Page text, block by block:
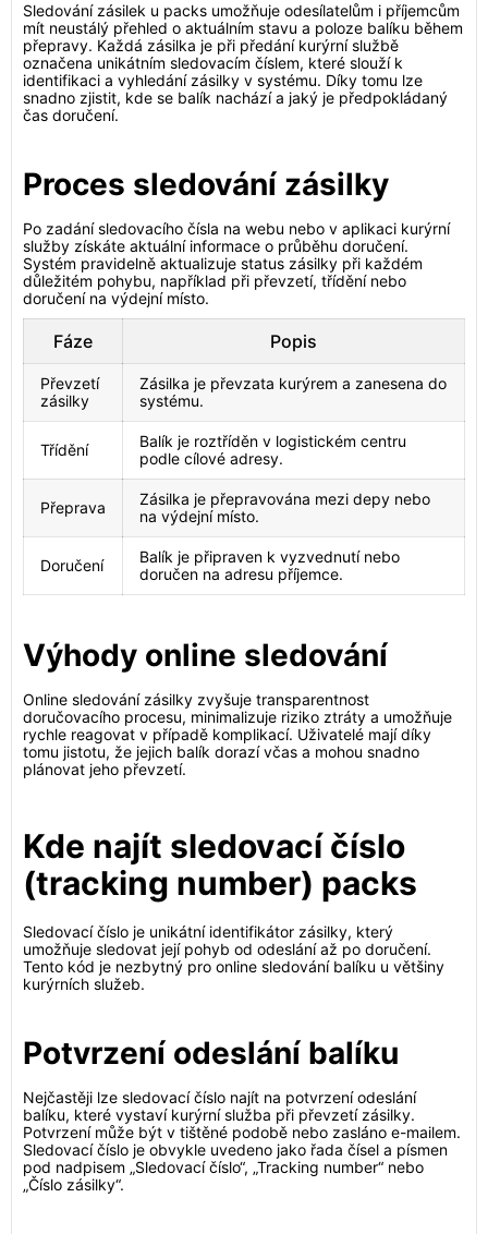
Sledování zásilek u packs umožňuje odesílatelům i příjemcům
mít neustálý přehled o aktuálním stavu a poloze balíku během
přepravy. Každá zásilka je při předání kurýrní službě
označena unikátním sledovacím číslem, které slouží k
identifikaci a vyhledání zásilky v systému. Díky tomu lze
snadno zjistit, kde se balík nachází a jaký je předpokládaný
čas doručení.
Proces sledování zásilky
Po zadání sledovacího čísla na webu nebo v aplikaci kurýrní
služby získáte aktuální informace o průběhu doručení.
Systém pravidelně aktualizuje status zásilky při každém
důležitém pohybu, například při převzetí, třídění nebo
doručení na výdejní místo.
Fáze Popis
Převzetí
zásilky
Zásilka je převzata kurýrem a zanesena do
systému.
Třídění
Balík je roztříděn v logistickém centru
podle cílové adresy.
Přeprava
Zásilka je přepravována mezi depy nebo
na výdejní místo.
Doručení
Balík je připraven k vyzvednutí nebo
doručen na adresu příjemce.
Výhody online sledování
Online sledování zásilky zvyšuje transparentnost
doručovacího procesu, minimalizuje riziko ztráty a umožňuje
rychle reagovat v případě komplikací. Uživatelé mají díky
tomu jistotu, že jejich balík dorazí včas a mohou snadno
plánovat jeho převzetí.
Kde najít sledovací číslo
(tracking number) packs
Sledovací číslo je unikátní identifikátor zásilky, který
umožňuje sledovat její pohyb od odeslání až po doručení.
Tento kód je nezbytný pro online sledování balíku u většiny
kurýrních služeb.
Potvrzení odeslání balíku
Nejčastěji lze sledovací číslo najít na potvrzení odeslání
balíku, které vystaví kurýrní služba při převzetí zásilky.
Potvrzení může být v tištěné podobě nebo zasláno e-mailem.
Sledovací číslo je obvykle uvedeno jako řada čísel a písmen
pod nadpisem „Sledovací číslo“, „Tracking number“ nebo
„Číslo zásilky“.